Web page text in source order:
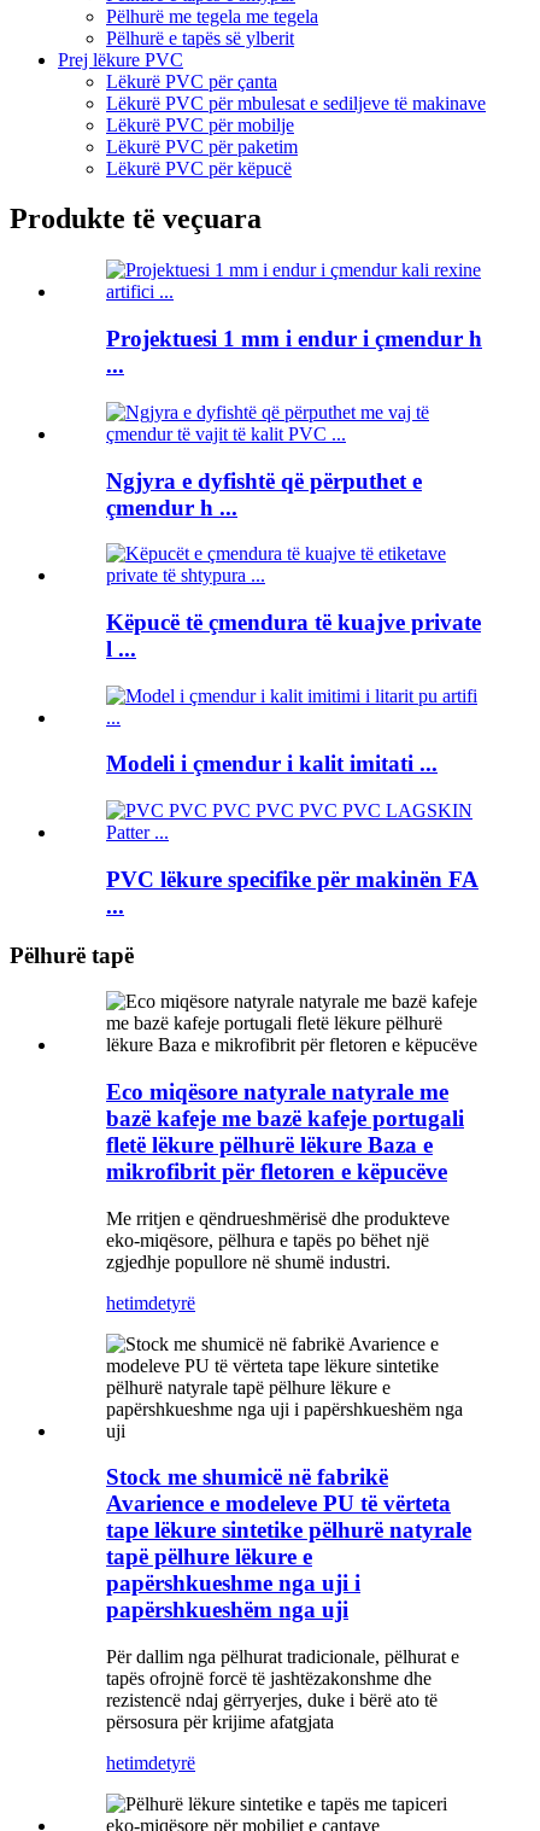
Pëlhurë me tegela me tegela
Pëlhurë e tapës së ylberit
Prej lëkure PVC
Lëkurë PVC për çanta
Lëkurë PVC për mbulesat e sediljeve të makinave
Lëkurë PVC për mobilje
Lëkurë PVC për paketim
Lëkurë PVC për këpucë
Produkte të veçuara
Projektuesi 1 mm i endur i çmendur h
...
Ngjyra e dyfishtë që përputhet e
çmendur h ...
Këpucë të çmendura të kuajve private
l ...
Modeli i çmendur i kalit imitati ...
PVC lëkure specifike për makinën FA
...
Pëlhurë tapë
Eco miqësore natyrale natyrale me
bazë kafeje me bazë kafeje portugali
fletë lëkure pëlhurë lëkure Baza e
mikrofibrit për fletoren e këpucëve
Me rritjen e qëndrueshmërisë dhe produkteve
eko-miqësore, pëlhura e tapës po bëhet një
zgjedhje popullore në shumë industri.
hetimdetyrë
Stock me shumicë në fabrikë
Avarience e modeleve PU të vërteta
tape lëkure sintetike pëlhurë natyrale
tapë pëlhure lëkure e
papërshkueshme nga uji i
papërshkueshëm nga uji
Për dallim nga pëlhurat tradicionale, pëlhurat e
tapës ofrojnë forcë të jashtëzakonshme dhe
rezistencë ndaj gërryerjes, duke i bërë ato të
përsosura për krijime afatgjata
hetimdetyrë